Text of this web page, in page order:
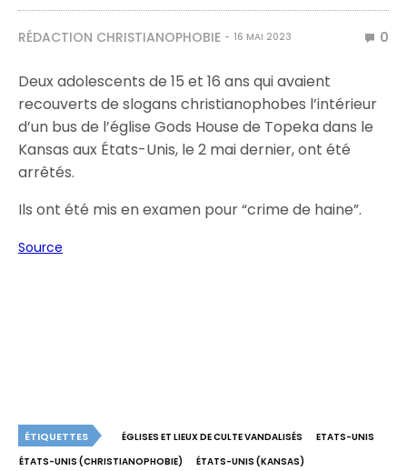
RÉDACTION CHRISTIANOPHOBIE 16 MAI 2023 0
Deux adolescents de 15 et 16 ans qui avaient
recouverts de slogans christianophobes l’intérieur
d’un bus de l’église Gods House de Topeka dans le
Kansas aux États-Unis, le 2 mai dernier, ont été
arrêtés.
Ils ont été mis en examen pour “crime de haine”.
Source
ÉTIQUETTES ÉGLISES ET LIEUX DE CULTE VANDALISÉS
ETATS-UNIS
ÉTATS-UNIS (CHRISTIANOPHOBIE)
ÉTATS-UNIS (KANSAS)